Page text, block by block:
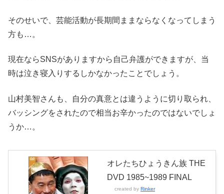
そのせいで、芸能活動が長期間ままならなくなってしまう
方も…。
現在ならSNSがありますから自己弁護ができますが、当
時は泣き寝入りするしかなかったことでしょう。
山村美智さんも、自分の真意とは違うように切り取られ、
バッシングをされたので相当お辛かったのではないでしょ
うか…。
オレたちひょうきん族 THE
DVD 1985~1989 FINAL
created by Rinker